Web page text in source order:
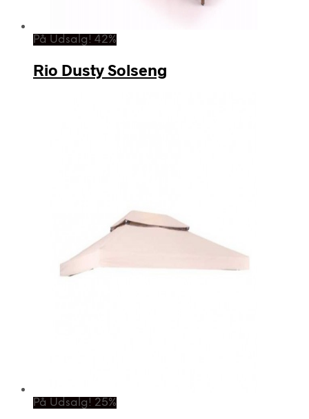
På Udsalg! 42%
Rio Dusty Solseng
På Udsalg! 25%